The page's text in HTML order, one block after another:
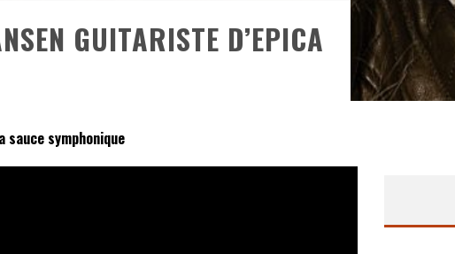
GUITARISTE D’EPICA
sauce symphonique